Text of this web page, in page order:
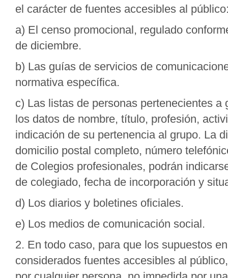
el carácter de fuentes accesibles al
a) El censo promocional, regulado
de diciembre.
b) Las guías de servicios de
normativa específica.
c) Las listas de personas pertenecientes
los datos de nombre, título, profesión,
indicación de su pertenencia al grupo. La
domicilio postal completo, número
de Colegios profesionales, podrán
de colegiado, fecha de incorporación y
d) Los diarios y boletines oficiales.
e) Los medios de comunicación social.
2. En todo caso, para que los supuestos
considerados fuentes accesibles al